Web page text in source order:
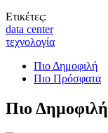
Ετικέτες:
data center
τεχνολογία
Πιο Δημοφιλή
Πιο Πρόσφατα
Πιο Δημοφιλή